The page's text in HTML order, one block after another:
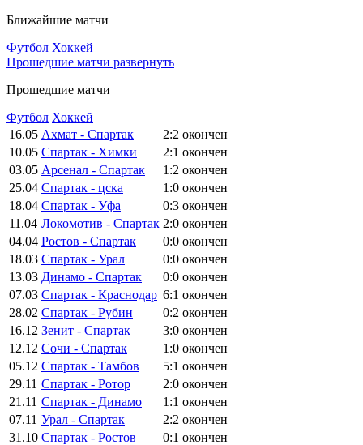
Ближайшие матчи
Футбол Хоккей
Прошедшие матчи развернуть
Прошедшие матчи
Футбол Хоккей
16.05 Ахмат - Спартак 2:2 окончен
10.05 Спартак - Химки 2:1 окончен
03.05 Арсенал - Спартак 1:2 окончен
25.04 Спартак - цска 1:0 окончен
18.04 Спартак - Уфа 0:3 окончен
11.04 Локомотив - Спартак 2:0 окончен
04.04 Ростов - Спартак 0:0 окончен
18.03 Спартак - Урал 0:0 окончен
13.03 Динамо - Спартак 0:0 окончен
07.03 Спартак - Краснодар 6:1 окончен
28.02 Спартак - Рубин 0:2 окончен
16.12 Зенит - Спартак 3:0 окончен
12.12 Сочи - Спартак 1:0 окончен
05.12 Спартак - Тамбов 5:1 окончен
29.11 Спартак - Ротор 2:0 окончен
21.11 Спартак - Динамо 1:1 окончен
07.11 Урал - Спартак 2:2 окончен
31.10 Спартак - Ростов 0:1 окончен